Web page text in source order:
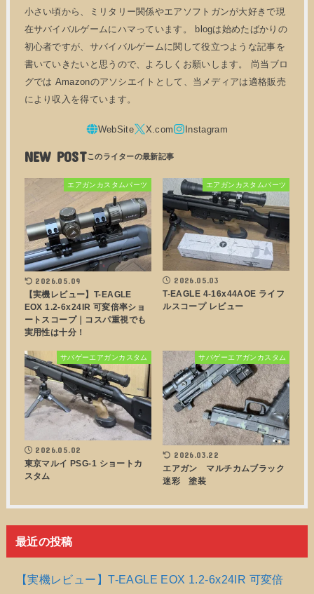
小さい頃から、ミリタリー関係やエアソフトガンが大好きで現
在サバイバルゲームにハマっています。 blogは始めたばかりの
初心者ですが、サバイバルゲームに関して役立つような記事を
書いていきたいと思うので、よろしくお願いします。 尚当ブロ
グでは Amazonのアソシエイトとして、当メディアは適格販売
により収入を得ています。
NEW POST
エアガンカスタムパーツ
2026.05.09
【実機レビュー】T-EAGLE
EOX 1.2-6x24IR 可変倍率ショ
ートスコープ｜コスパ重視でも
実用性は十分！
エアガンカスタムパーツ
2026.05.03
T-EAGLE 4-16x44AOE ライフ
ルスコープ レビュー
サバゲーエアガンカスタム
2026.05.02
東京マルイ PSG-1 ショートカ
スタム
サバゲーエアガンカスタム
2026.03.22
エアガン マルチカムブラック
迷彩 塗装
最近の投稿
【実機レビュー】T-EAGLE EOX 1.2-6x24IR 可変倍